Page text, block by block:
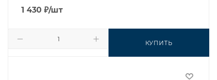
1 430 ₽/шт
КУПИТЬ